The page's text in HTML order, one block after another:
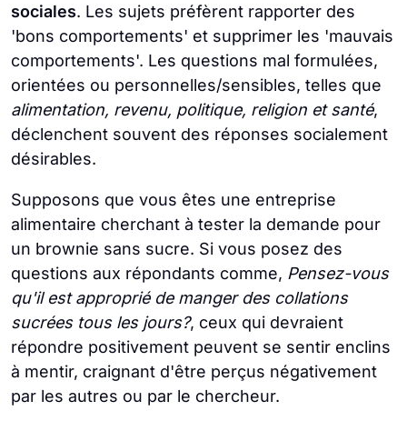
sociales. Les sujets préfèrent rapporter des
'bons comportements' et supprimer les 'mauvais
comportements'. Les questions mal formulées,
orientées ou personnelles/sensibles, telles que
alimentation, revenu, politique, religion et santé,
déclenchent souvent des réponses socialement
désirables.
Supposons que vous êtes une entreprise
alimentaire cherchant à tester la demande pour
un brownie sans sucre. Si vous posez des
questions aux répondants comme, Pensez-vous
qu'il est approprié de manger des collations
sucrées tous les jours?, ceux qui devraient
répondre positivement peuvent se sentir enclins
à mentir, craignant d'être perçus négativement
par les autres ou par le chercheur.